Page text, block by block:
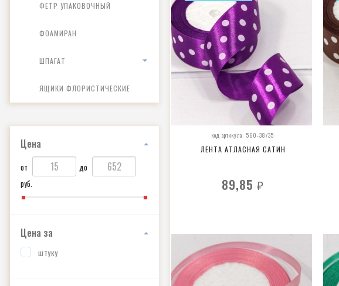
ФЕТР УПАКОВОЧНЫЙ
ФОАМИРАН
ШПАГАТ
ЯЩИКИ ФЛОРИСТИЧЕСКИЕ
Цена
от
до
руб.
Цена за
штуку
код артикула: 560-38/35
ЛЕНТА АТЛАСНАЯ САТИН
89,85₽